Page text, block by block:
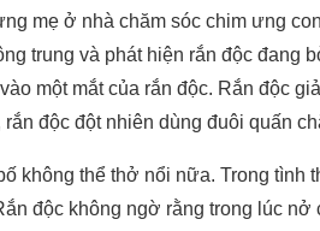
mẹ ở nhà chăm sóc chim ưng
trung và phát hiện rắn độc đang
một mắt của rắn độc. Rắn độc
độc đột nhiên dùng đuôi quấn
không thể thở nổi nữa. Trong
độc không ngờ rằng trong lúc